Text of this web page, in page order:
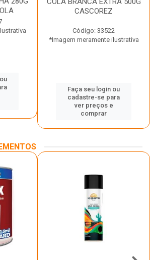
CASCOREZ
Código: 33522
*Imagem meramente ilustrativa
Faça seu login ou
cadastre-se para
ver preços e
comprar